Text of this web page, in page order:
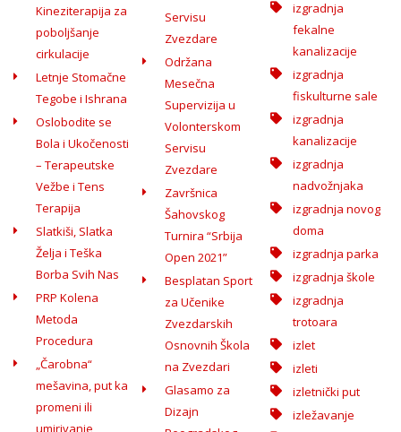
Kineziterapija za
poboljšanje
cirkulacije
Letnje Stomačne
Tegobe i Ishrana
Oslobodite se
Bola i Ukočenosti
– Terapeutske
Vežbe i Tens
Terapija
Slatkiši, Slatka
Želja i Teška
Borba Svih Nas
PRP Kolena
Metoda
Procedura
„Čarobna“
mešavina, put ka
promeni ili
umirivanje
Servisu
Zvezdare
Održana
Mesečna
Supervizija u
Volonterskom
Servisu
Zvezdare
Završnica
Šahovskog
Turnira “Srbija
Open 2021”
Besplatan Sport
za Učenike
Zvezdarskih
Osnovnih Škola
na Zvezdari
Glasamo za
Dizajn
izgradnja
fekalne
kanalizacije
izgradnja
fiskulturne sale
izgradnja
kanalizacije
izgradnja
nadvožnjaka
izgradnja novog
doma
izgradnja parka
izgradnja škole
izgradnja
trotoara
izlet
izleti
izletnički put
izležavanje